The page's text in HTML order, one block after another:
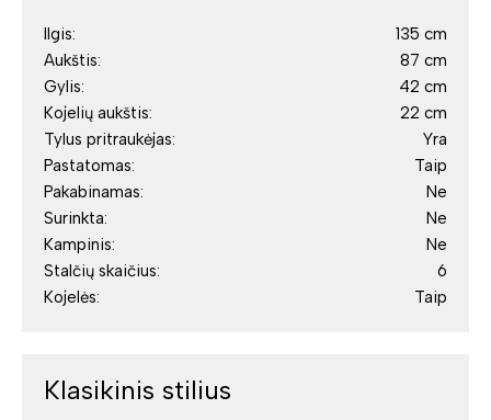
Ilgis:
135 cm
Aukštis:
87 cm
Gylis:
42 cm
Kojelių aukštis:
22 cm
Tylus pritraukėjas:
Yra
Pastatomas:
Taip
Pakabinamas:
Ne
Surinkta:
Ne
Kampinis:
Ne
Stalčių skaičius:
6
Kojelės:
Taip
Klasikinis stilius